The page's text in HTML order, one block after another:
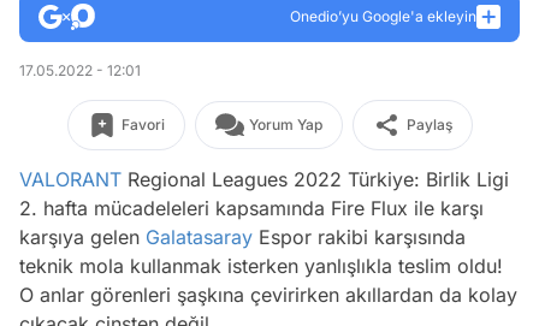
Onedio’yu Google'a ekleyin
17.05.2022 - 12:01
Favori Yorum Yap Paylaş
VALORANT Regional Leagues 2022 Türkiye: Birlik Ligi
2. hafta mücadeleleri kapsamında Fire Flux ile karşı
karşıya gelen Galatasaray Espor rakibi karşısında
teknik mola kullanmak isterken yanlışlıkla teslim oldu!
O anlar görenleri şaşkına çevirirken akıllardan da kolay